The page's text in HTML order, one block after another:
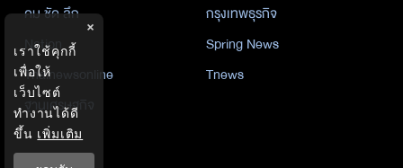
คม ชัด ลึก
กรุงเทพธุรกิจ
Nation
Spring News
Thainewsonline
Tnews
ฐานเศรษฐกิจ
×
เราใช้คุกกี้
เพื่อให้
เว็บไซต์
ทำงานได้ดี
ขึ้น เพิ่มเติม